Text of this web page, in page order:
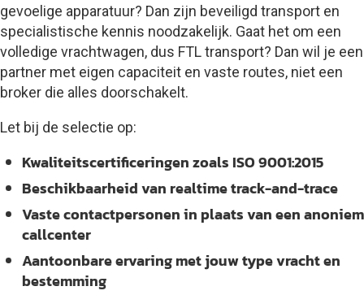
gevoelige apparatuur? Dan zijn beveiligd transport en
specialistische kennis noodzakelijk. Gaat het om een
volledige vrachtwagen, dus FTL transport? Dan wil je een
partner met eigen capaciteit en vaste routes, niet een
broker die alles doorschakelt.
Let bij de selectie op:
Kwaliteitscertificeringen zoals ISO 9001:2015
Beschikbaarheid van realtime track-and-trace
Vaste contactpersonen in plaats van een anoniem
callcenter
Aantoonbare ervaring met jouw type vracht en
bestemming